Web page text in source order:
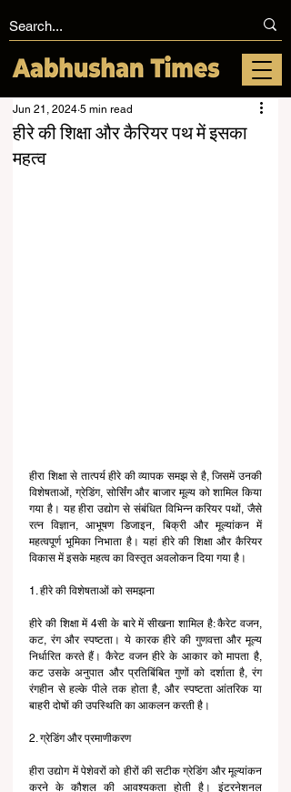
हीरे की शिक्षा और कैरियर पथ में इसका
महत्व
Jun 21, 2024 5 min read
हीरा शिक्षा से तात्पर्य हीरे की व्यापक समझ से है, जिसमें उनकी
विशेषताओं, ग्रेडिंग, सोर्सिंग और बाजार मूल्य को शामिल किया
गया है। यह हीरा उद्योग से संबंधित विभिन्न करियर पथों, जैसे
रत्न विज्ञान, आभूषण डिजाइन, बिक्री और मूल्यांकन में
महत्वपूर्ण भूमिका निभाता है। यहां हीरे की शिक्षा और कैरियर
विकास में इसके महत्व का विस्तृत अवलोकन दिया गया है।
1. हीरे की विशेषताओं को समझना
हीरे की शिक्षा में 4सी के बारे में सीखना शामिल है: कैरेट वजन,
कट, रंग और स्पष्टता। ये कारक हीरे की गुणवत्ता और मूल्य
निर्धारित करते हैं। कैरेट वजन हीरे के आकार को मापता है,
कट उसके अनुपात और प्रतिबिंबित गुणों को दर्शाता है, रंग
रंगहीन से हल्के पीले तक होता है, और स्पष्टता आंतरिक या
बाहरी दोषों की उपस्थिति का आकलन करती है।
2. ग्रेडिंग और प्रमाणीकरण
हीरा उद्योग में पेशेवरों को हीरों की सटीक ग्रेडिंग और मूल्यांकन
करने के कौशल की आवश्यकता होती है। इंटरनेशनल